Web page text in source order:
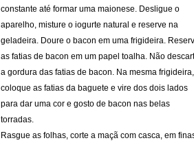
constante até formar uma maionese. Desligue o
aparelho, misture o iogurte natural e reserve na
geladeira. Doure o bacon em uma frigideira.
as fatias de bacon em um papel toalha. Não
a gordura das fatias de bacon. Na mesma frigideira,
coloque as fatias da baguete e vire dos dois lados
para dar uma cor e gosto de bacon nas belas
torradas.
Rasgue as folhas, corte a maçã com casca, em